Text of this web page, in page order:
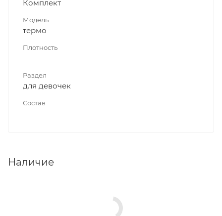
Комплект
Модель
термо
Плотность
Раздел
для девочек
Состав
Наличие